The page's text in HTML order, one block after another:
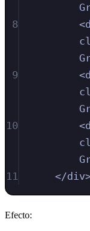
8
<
9
<
10
<
11
</div
Efecto: